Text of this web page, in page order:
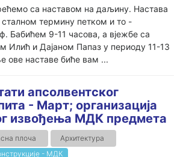
са наставом на даљину. Настава
термину петком и то -
Бабићем 9-11 часова, а вјежбе са
Илић и Дајаном Папаз у периоду 11-13
ове наставе биће вам ...
апсолвентског
- Март; организација
извођења МДК предмета
плоча
Архитектура
- МДК